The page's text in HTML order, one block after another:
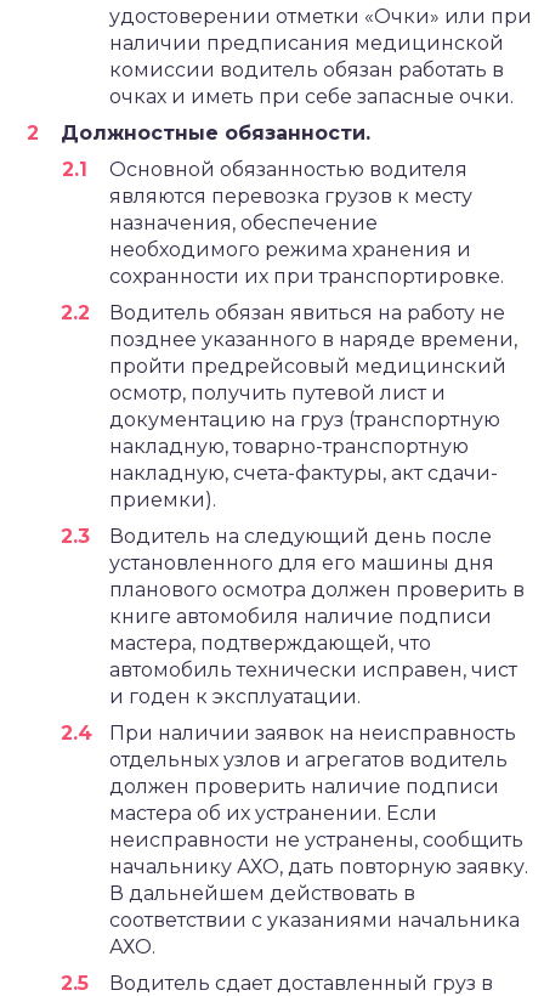
удостоверении отметки «Очки» или при
наличии предписания медицинской
комиссии водитель обязан работать в
очках и иметь при себе запасные очки.
Должностные обязанности.
Основной обязанностью водителя
являются перевозка грузов к месту
назначения, обеспечение
необходимого режима хранения и
сохранности их при транспортировке.
Водитель обязан явиться на работу не
позднее указанного в наряде времени,
пройти предрейсовый медицинский
осмотр, получить путевой лист и
документацию на груз (транспортную
накладную, товарно-транспортную
накладную, счета-фактуры, акт сдачи-
приемки).
Водитель на следующий день после
установленного для его машины дня
планового осмотра должен проверить в
книге автомобиля наличие подписи
мастера, подтверждающей, что
автомобиль технически исправен, чист
и годен к эксплуатации.
При наличии заявок на неисправность
отдельных узлов и агрегатов водитель
должен проверить наличие подписи
мастера об их устранении. Если
неисправности не устранены, сообщить
начальнику АХО, дать повторную заявку.
В дальнейшем действовать в
соответствии с указаниями начальника
АХО.
Водитель сдает доставленный груз в